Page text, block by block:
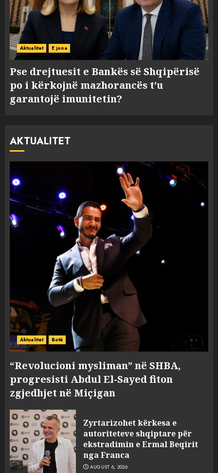
Aktualitet E jona
Pse drejtuesit e Bankës së Shqipërisë
po i kërkojnë mazhorancës t’u
garantojë imunitetin?
AKTUALITET
Aktualitet Botë
“Revolucioni mysliman” në SHBA,
progresisti Abdul El-Sayed fiton
zgjedhjet në Miçigan
Zyrtarizohet kërkesa e
autoriteteve shqiptare për
ekstradimin e Ermal Beqirit
nga Franca
AUGUST 6, 2026